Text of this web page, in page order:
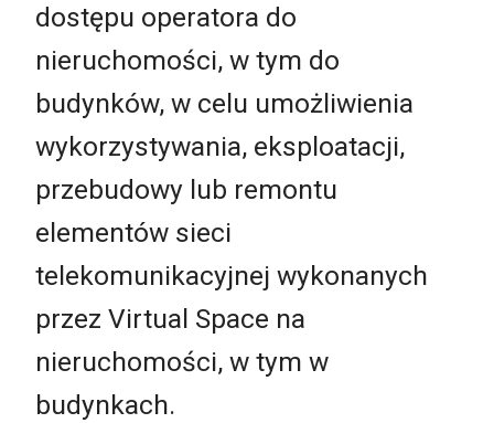
dostępu operatora do
nieruchomości, w tym do
budynków, w celu umożliwienia
wykorzystywania, eksploatacji,
przebudowy lub remontu
elementów sieci
telekomunikacyjnej wykonanych
przez Virtual Space na
nieruchomości, w tym w
budynkach.